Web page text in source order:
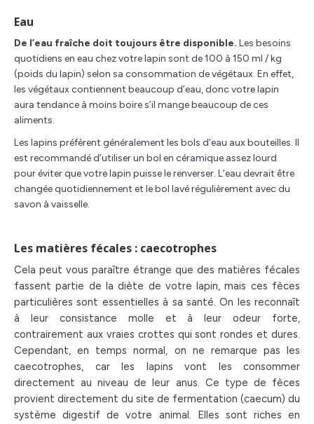
Eau
De l’eau fraîche doit toujours être disponible. Les besoins
quotidiens en eau chez votre lapin sont de 100 à 150 ml / kg
(poids du lapin) selon sa consommation de végétaux. En effet,
les végétaux contiennent beaucoup d’eau, donc votre lapin
aura tendance à moins boire s’il mange beaucoup de ces
aliments.
Les lapins préfèrent généralement les bols d’eau aux bouteilles. Il
est recommandé d’utiliser un bol en céramique assez lourd
pour éviter que votre lapin puisse le renverser. L’eau devrait être
changée quotidiennement et le bol lavé régulièrement avec du
savon à vaisselle.
Les matières fécales : caecotrophes
Cela peut vous paraître étrange que des matières fécales
fassent partie de la diète de votre lapin, mais ces fèces
particulières sont essentielles à sa santé. On les reconnaît
à leur consistance molle et à leur odeur forte,
contrairement aux vraies crottes qui sont rondes et dures.
Cependant, en temps normal, on ne remarque pas les
caecotrophes, car les lapins vont les consommer
directement au niveau de leur anus. Ce type de fèces
provient directement du site de fermentation (caecum) du
système digestif de votre animal. Elles sont riches en